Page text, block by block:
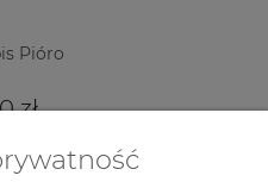
Pióro
zł
dostępności